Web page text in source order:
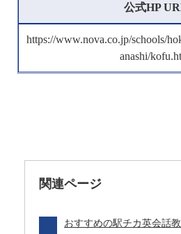
公式HP
https://www.nova.co.jp/schools/
anashi/
関連ページ
おすすめの駅チカ英会話